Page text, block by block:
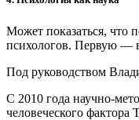
Может показаться, что
психологов. Первую —
Под руководством
С 2010 года научно-
человеческого фактора